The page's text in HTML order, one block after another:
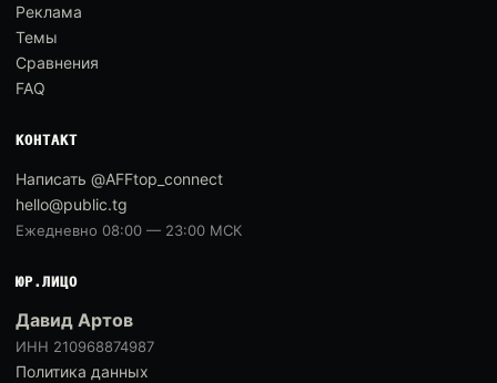
Реклама
Темы
Сравнения
FAQ
КОНТАКТ
Написать @AFFtop_connect
hello@public.tg
Ежедневно 08:00 — 23:00 МСК
ЮР.ЛИЦО
Давид Артов
ИНН 210968874987
Политика данных